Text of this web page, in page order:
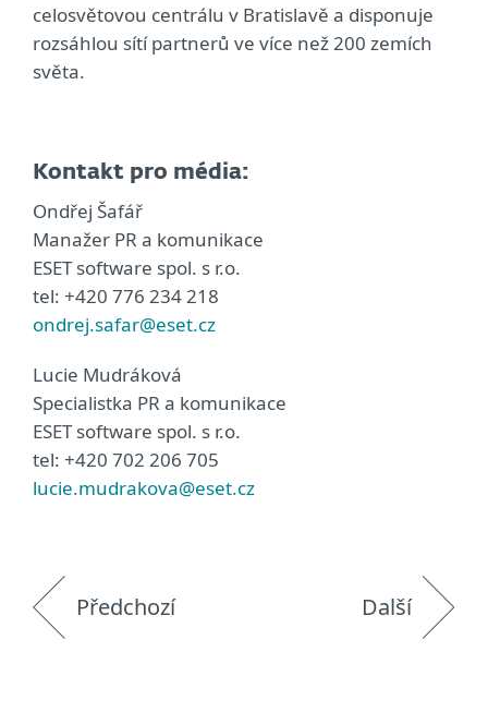
celosvětovou centrálu v Bratislavě a disponuje
rozsáhlou sítí partnerů ve více než 200 zemích
světa.
Kontakt pro média:
Ondřej Šafář
Manažer PR a komunikace
ESET software spol. s r.o.
tel: +420 776 234 218
ondrej.safar@eset.cz
Lucie Mudráková
Specialistka PR a komunikace
ESET software spol. s r.o.
tel: +420 702 206 705
lucie.mudrakova@eset.cz
Předchozí Další